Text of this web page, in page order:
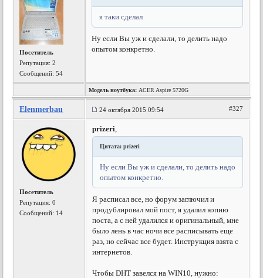
Посетитель
Репутация:2
Сообщений: 54
я таки сделал
Ну если Вы уж и сделали, то делить надо
опытом конкретно.
Модель ноутбука: ACER Aspire 5720G
Elenmerbau 24 октября 2015 09:54 #327
Посетитель
Репутация:0
Сообщений: 14
prizeri,
Цитата: prizeri
Ну если Вы уж и сделали, то делить надо
опытом конкретно.
Я расписал все, но форум заглючил и
продублировал мой пост, я удалил копию
поста, а с ней удалился и оригинальный, мне
было лень в час ночи все расписывать еще
раз, но сейчас все будет. Инструкция взята с
интернетов.
Чтобы DHT завелся на WIN10, нужно: